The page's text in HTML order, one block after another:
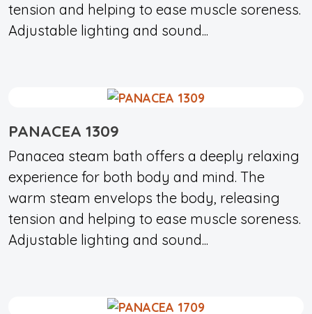
tension and helping to ease muscle soreness.
Adjustable lighting and sound...
PANACEA 1309
Panacea steam bath offers a deeply relaxing
experience for both body and mind. The
warm steam envelops the body, releasing
tension and helping to ease muscle soreness.
Adjustable lighting and sound...